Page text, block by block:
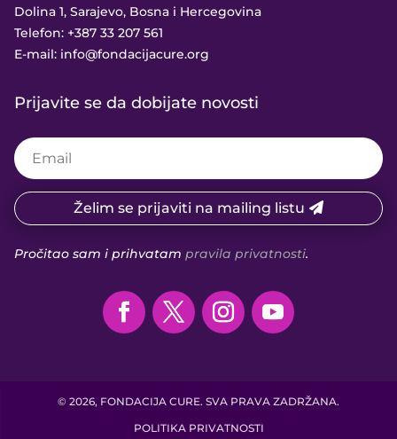
Dolina 1, Sarajevo, Bosna i Hercegovina
Telefon: +387 33 207 561
E-mail: info@fondacijacure.org
Prijavite se da dobijate novosti
Želim se prijaviti na mailing listu
Pročitao sam i prihvatam pravila privatnosti.
© 2026, FONDACIJA CURE. SVA PRAVA ZADRŽANA.
POLITIKA PRIVATNOSTI